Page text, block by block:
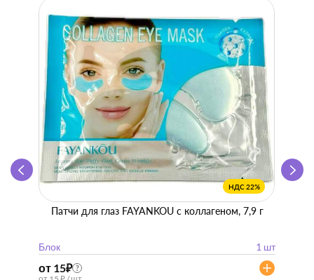
НДС 22%
Патчи для глаз FAYANKOU с коллагеном, 7,9 г
Блок 1 шт
от 15₽ ?